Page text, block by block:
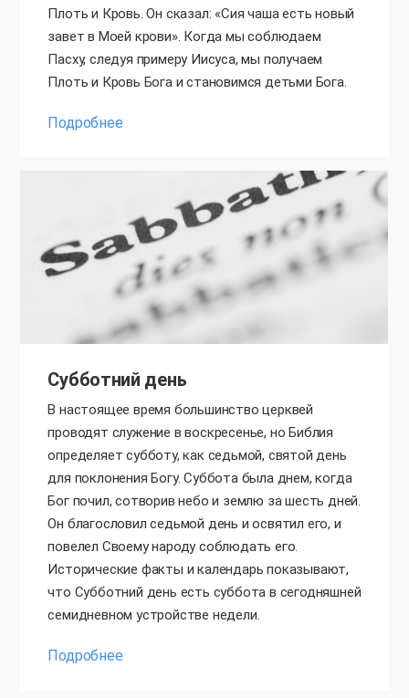
Плоть и Кровь. Он сказал: «Сия чаша есть новый
завет в Моей крови». Когда мы соблюдаем
Пасху, следуя примеру Иисуса, мы получаем
Плоть и Кровь Бога и становимся детьми Бога.
Подробнее
Субботний день
В настоящее время большинство церквей
проводят служение в воскресенье, но Библия
определяет субботу, как седьмой, святой день
для поклонения Богу. Суббота была днем, когда
Бог почил, сотворив небо и землю за шесть дней.
Он благословил седьмой день и освятил его, и
повелел Своему народу соблюдать его.
Исторические факты и календарь показывают,
что Субботний день есть суббота в сегодняшней
семидневном устройстве недели.
Подробнее